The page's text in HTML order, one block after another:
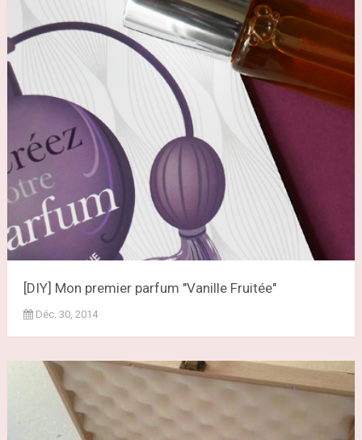
[DIY] Mon premier parfum "Vanille Fruitée"
Déc. 30, 2014